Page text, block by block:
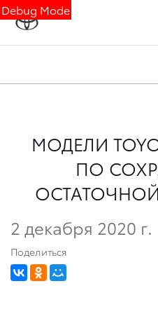
Debug Mode
МОДЕЛИ
ПО
2 декабря 2020 г.
Поделиться